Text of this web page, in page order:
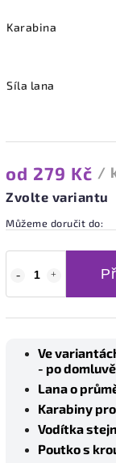
Karabina
Síla lana
od 279 Kč /
Zvolte variantu
Můžeme doručit do:
Ve
- po
Lana o
Karabiny
Vodítka
Poutko s